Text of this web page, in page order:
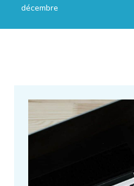
décembre